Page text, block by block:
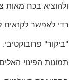
ולהוציא בכח מאות
כדי לאפשר לקנאים
"ביקור" פרובוקטיבי.
תמונות הפינוי